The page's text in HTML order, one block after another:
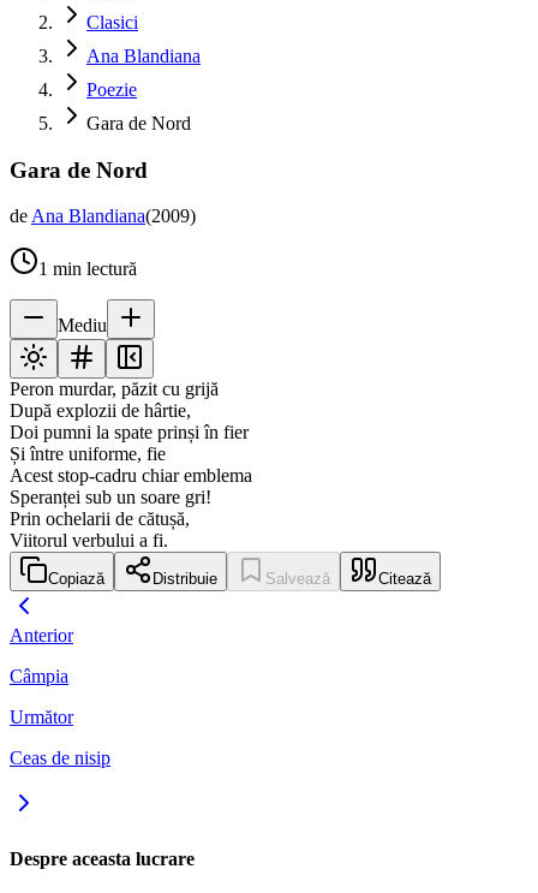
Clasici
Ana Blandiana
Poezie
Gara de Nord
Gara de Nord
deAna Blandiana(2009)
1 min lectură
Mediu
Peron murdar, păzit cu grijă
După explozii de hârtie,
Doi pumni la spate prinși în fier
Și între uniforme, fie
Acest stop-cadru chiar emblema
Speranței sub un soare gri!
Prin ochelarii de cătușă,
Viitorul verbului a fi.
Copiază Distribuie Salvează Citează
Anterior
Câmpia
Următor
Ceas de nisip
Despre aceasta lucrare